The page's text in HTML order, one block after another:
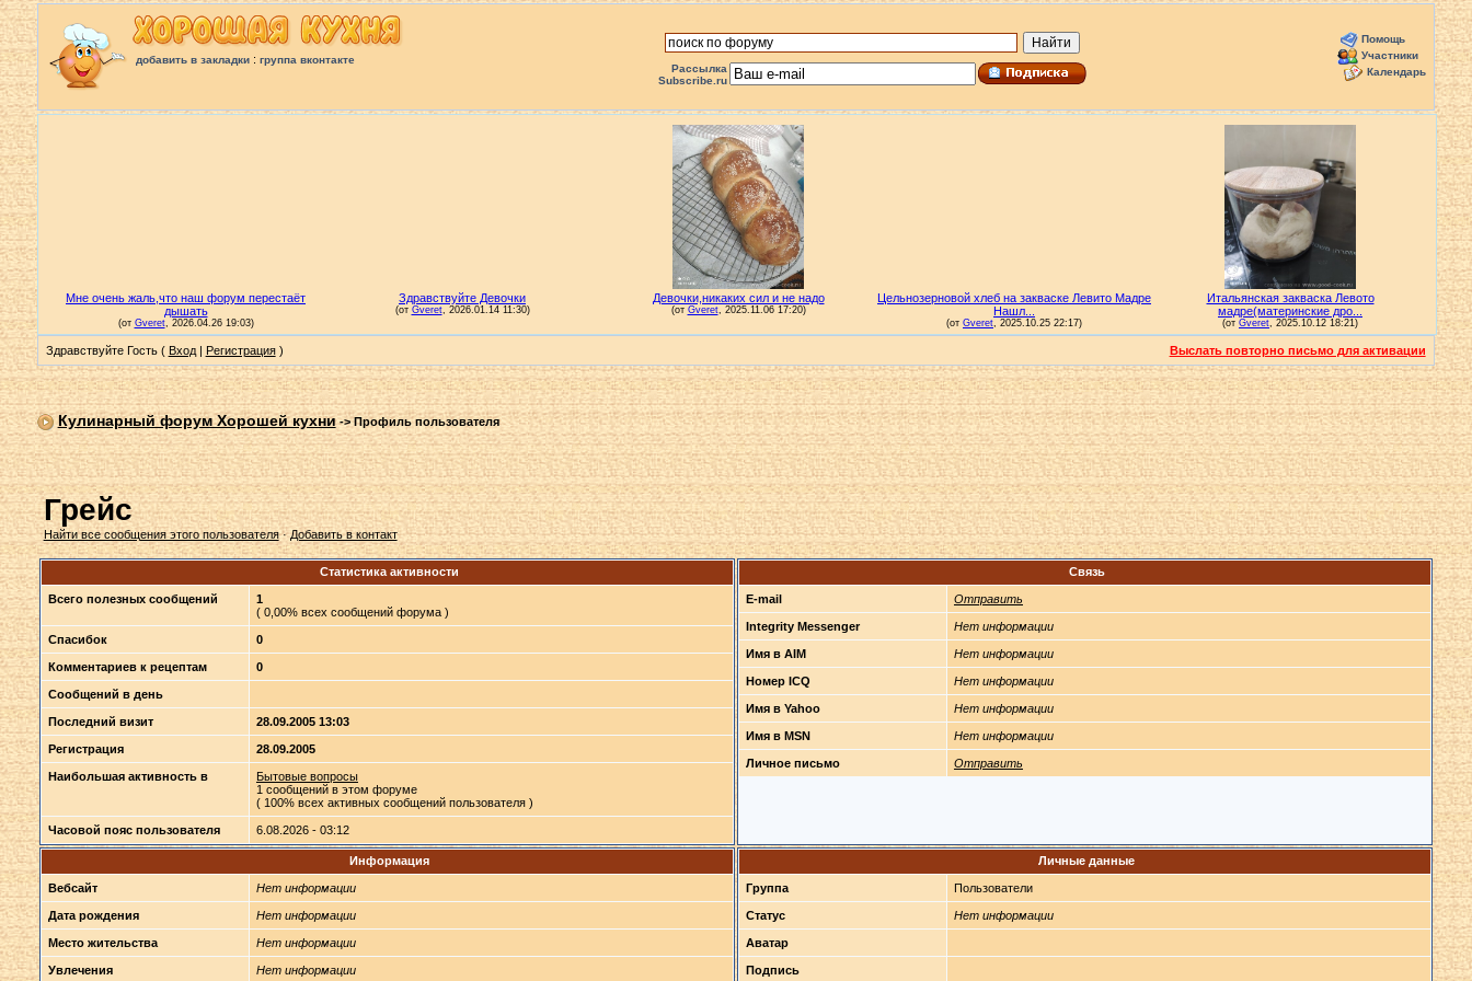
добавить в закладки: группа вконтакте
Рассылка
Subscribe.ru
Помощь
Участники
Календарь
Здравствуйте Гость ( Вход| Регистрация) Выслать повторно письмо для активации
Кулинарный форум Хорошей кухни->Профиль пользователя
Грейс
Найти все сообщения этого пользователя·Добавить в контакт
Статистика активности
Всего полезных сообщений
1
( 0,00% всех сообщений форума )
Спасибок 0
Комментариев к рецептам 0
Сообщений в день
Последний визит 28.09.2005 13:03
Регистрация 28.09.2005
Наибольшая активность в
Бытовые вопросы
1 сообщений в этом форуме
( 100% всех активных сообщений пользователя )
Часовой пояс пользователя 6.08.2026 - 03:12
Связь
E-mail Отправить
Integrity Messenger Нет информации
Имя в AIM Нет информации
Номер ICQ Нет информации
Имя в Yahoo Нет информации
Имя в MSN Нет информации
Личное письмо Отправить
Информация
Вебсайт Нет информации
Дата рождения Нет информации
Место жительства Нет информации
Увлечения Нет информации
Личные данные
Группа Пользователи
Статус Нет информации
Аватар
Подпись